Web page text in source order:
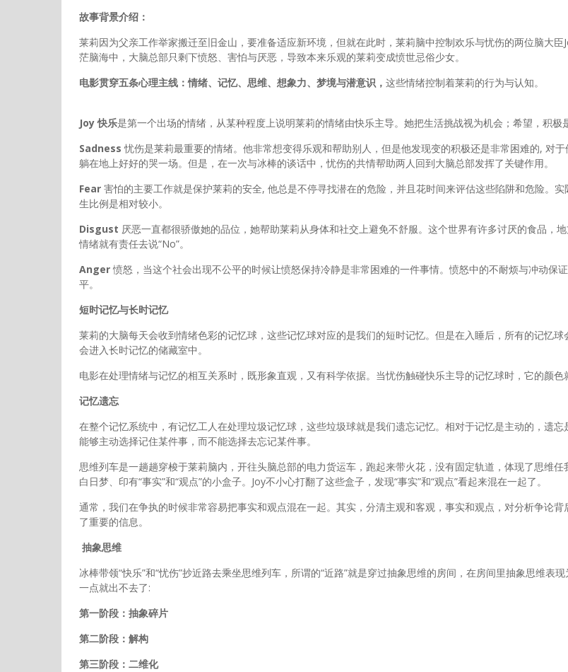
故事背景介绍：
莱莉因为父亲工作举家搬迁至旧金山，要准备适应新环境，但就在此时，莱莉脑中控制欢乐与忧伤的两位脑大臣
茫脑海中，大脑总部只剩下愤怒、害怕与厌恶，导致本来乐观的莱莉变成愤世忌俗少女。
电影贯穿五条心理主线：情绪、记忆、思维、想象力、梦境与潜意识， 这些情绪控制着莱莉的行为与认知。
Joy 快乐是第一个出场的情绪，从某种程度上说明莱莉的情绪由快乐主导。她把生活挑战视为机会；希望，积极
Sadness忧伤是莱莉最重要的情绪。他非常想变得乐观和帮助别人，但是他发现变的积极还是非常困难的, 对
躺在地上好好的哭一场。但是，在一次与冰棒的谈话中，忧伤的共情帮助两人回到大脑总部发挥了关键作用。
Fear 害怕的主要工作就是保护莱莉的安全, 他总是不停寻找潜在的危险，并且花时间来评估这些陷阱和危险。
生比例是相对较小。
Disgust 厌恶一直都很骄傲她的品位，她帮助莱莉从身体和社交上避免不舒服。这个世界有许多讨厌的食品，
情绪就有责任去说“No”。
Anger愤怒，当这个社会出现不公平的时候让愤怒保持冷静是非常困难的一件事情。愤怒中的不耐烦与冲动保
平。
短时记忆与长时记忆
莱莉的大脑每天会收到情绪色彩的记忆球，这些记忆球对应的是我们的短时记忆。但是在入睡后，所有的记忆球
会进入长时记忆的储藏室中。
电影在处理情绪与记忆的相互关系时，既形象直观，又有科学依据。当忧伤触碰快乐主导的记忆球时，它的颜色
记忆遗忘
在整个记忆系统中，有记忆工人在处理垃圾记忆球，这些垃圾球就是我们遗忘记忆。相对于记忆是主动的，遗忘
能够主动选择记住某件事，而不能选择去忘记某件事。
思维列车是一趟趟穿梭于莱莉脑内，开往头脑总部的电力货运车，跑起来带火花，没有固定轨道，体现了思维任
白日梦、印有“事实”和“观点”的小盒子。Joy不小心打翻了这些盒子，发现“事实”和“观点”看起来混在一起了。
通常，我们在争执的时候非常容易把事实和观点混在一起。其实，分清主观和客观，事实和观点，对分析争论
了重要的信息。
抽象思维
冰棒带领“快乐”和“忧伤”抄近路去乘坐思维列车，所谓的“近路”就是穿过抽象思维的房间，在房间里抽象思维表
一点就出不去了:
第一阶段：抽象碎片
第二阶段：解构
第三阶段：二维化